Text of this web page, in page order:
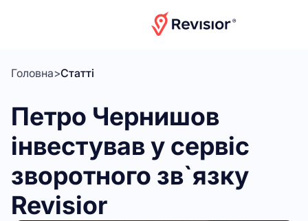
Головна>Статті
Петро Чернишов
інвестував у сервіс
зворотного зв`язку
Revisior